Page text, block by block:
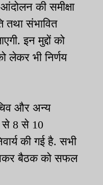
की समीक्षा
तथा संभावित
इन मुद्दों को
लेकर भी निर्णय
और अन्य
से 8 से 10
की गई है. सभी
बैठक को सफल